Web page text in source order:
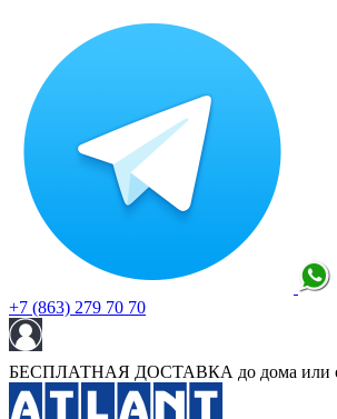
+7 (863) 279 70 70
БЕСПЛАТНАЯ ДОСТАВКА до дома или